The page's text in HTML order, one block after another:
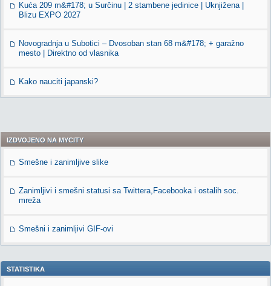
Kuća 209 m&#178; u Surčinu | 2 stambene jedinice | Uknjižena |
Blizu EXPO 2027
Novogradnja u Subotici – Dvosoban stan 68 m&#178; + garažno
mesto | Direktno od vlasnika
Kako nauciti japanski?
IZDVOJENO NA MYCITY
Smešne i zanimljive slike
Zanimljivi i smešni statusi sa Twittera,Facebooka i ostalih soc.
mreža
Smešni i zanimljivi GIF-ovi
STATISTIKA